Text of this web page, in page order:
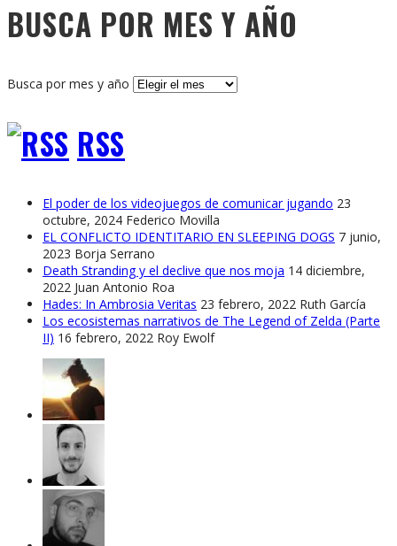
BUSCA POR MES Y AÑO
Busca por mes y año
RSS
El poder de los videojuegos de comunicar jugando 23
octubre, 2024 Federico Movilla
EL CONFLICTO IDENTITARIO EN SLEEPING DOGS 7 junio,
2023 Borja Serrano
Death Stranding y el declive que nos moja 14 diciembre,
2022 Juan Antonio Roa
Hades: In Ambrosia Veritas 23 febrero, 2022 Ruth García
Los ecosistemas narrativos de The Legend of Zelda (Parte
II) 16 febrero, 2022 Roy Ewolf